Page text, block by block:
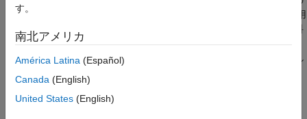
パイロットモデル
一次表現を実装するには、ターボファン エンジンシステムを使用
します。特定のスロットル位置、マッハ数、高度での推力と燃料
流量を計算します。1 つまたは複数の回転プロペラまたはロータ
ーによって生成される空力とモーメントを 3 次元すべてで計算し
ブロック
す。
南北アメリカ
América Latina (Español)
Canada (English)
United States (English)